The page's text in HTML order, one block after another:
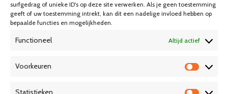
surfgedrag of unieke ID's op deze site verwerken. Als je geen toestemming
geeft of uw toestemming intrekt, kan dit een nadelige invloed hebben op
bepaalde functies en mogelijkheden.
Functioneel Altijd actief
Voorkeuren
Statistieken